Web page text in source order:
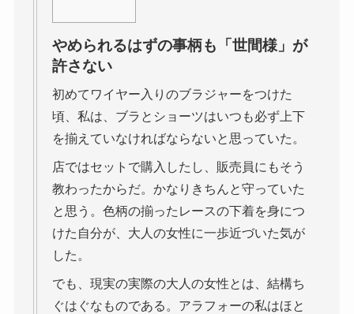
やめられるはずの事柄も「世間様」が
許さない
初めてワイヤー入りのブラジャーをつけた
頃、私は、ブラとショーツはいつも必ず上下
を揃えていなければならないと思っていた。
店ではセットで購入したし、販売員にもそう
教わったからだ。かなりきちんと守っていた
と思う。色柄の揃ったレースの下着を身につ
けた自分が、大人の女性に一歩近づいた気が
した。
でも、現実の実際の大人の女性とは、結構ち
ぐはぐなものである。アラフォーの私はほと